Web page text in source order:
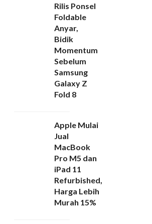
Rilis Ponsel
Foldable
Anyar,
Bidik
Momentum
Sebelum
Samsung
Galaxy Z
Fold 8
Apple Mulai
Jual
MacBook
Pro M5 dan
iPad 11
Refurbished,
Harga Lebih
Murah 15%